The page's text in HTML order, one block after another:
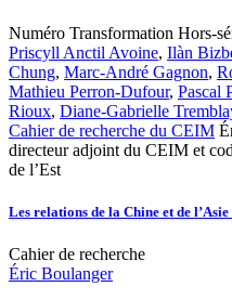
Numéro Transformation Hors-
Priscyll Anctil Avoine, Ilàn
Chung, Marc-André Gagnon,
Mathieu Perron-Dufour, Pascal
Rioux, Diane-Gabrielle
Cahier de recherche du CEIM
directeur adjoint du CEIM et
de l’Est
Les relations de la Chine et de
Cahier de recherche
Éric Boulanger